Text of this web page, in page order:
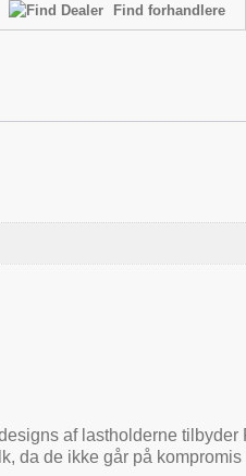
Find forhandlere
af lastholderne tilbyder
da de ikke går på